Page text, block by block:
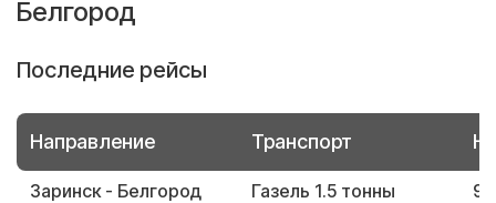
Белгород
Последние рейсы
Направление Транспорт
Заринск - Белгород Газель 1.5 тонны